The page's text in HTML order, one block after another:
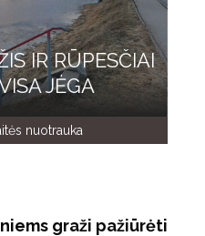
IR RŪPESČIAI
JĖGA
nuotrauka
graži pažiūrėti